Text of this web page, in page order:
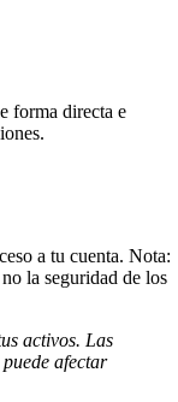
forma directa e
a tu cuenta. Nota:
la seguridad de los
activos. Las
afectar